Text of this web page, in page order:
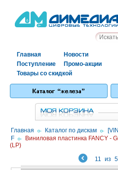
Главная
Новости
Поступление
Промо-акции
Товары со скидкой
Главная / Каталог по дискам /
F /
Виниловая пластинка FANCY -
(LP)
11 из